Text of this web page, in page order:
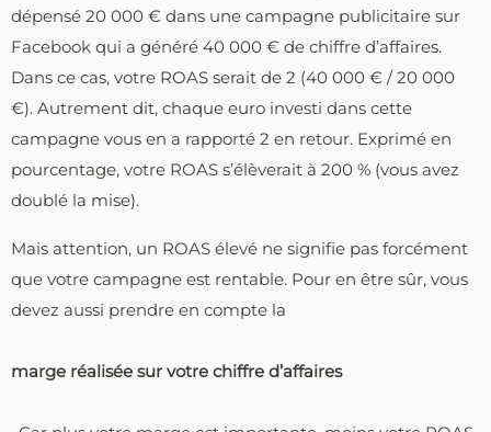
dépensé 20 000 € dans une campagne publicitaire sur
Facebook qui a généré 40 000 € de chiffre d’affaires.
Dans ce cas, votre ROAS serait de 2 (40 000 € / 20 000
€). Autrement dit, chaque euro investi dans cette
campagne vous en a rapporté 2 en retour. Exprimé en
pourcentage, votre ROAS s’élèverait à 200 % (vous avez
doublé la mise).
Mais attention, un ROAS élevé ne signifie pas forcément
que votre campagne est rentable. Pour en être sûr, vous
devez aussi prendre en compte la
marge réalisée sur votre chiffre d’affaires